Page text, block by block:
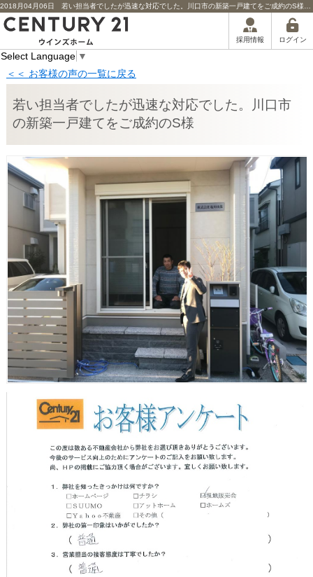
採用情報 ログイン
Select Language ▼
＜＜ お客様の声の一覧に戻る
若い担当者でしたが迅速な対応でした。川口市
の新築一戸建てをご成約のS様